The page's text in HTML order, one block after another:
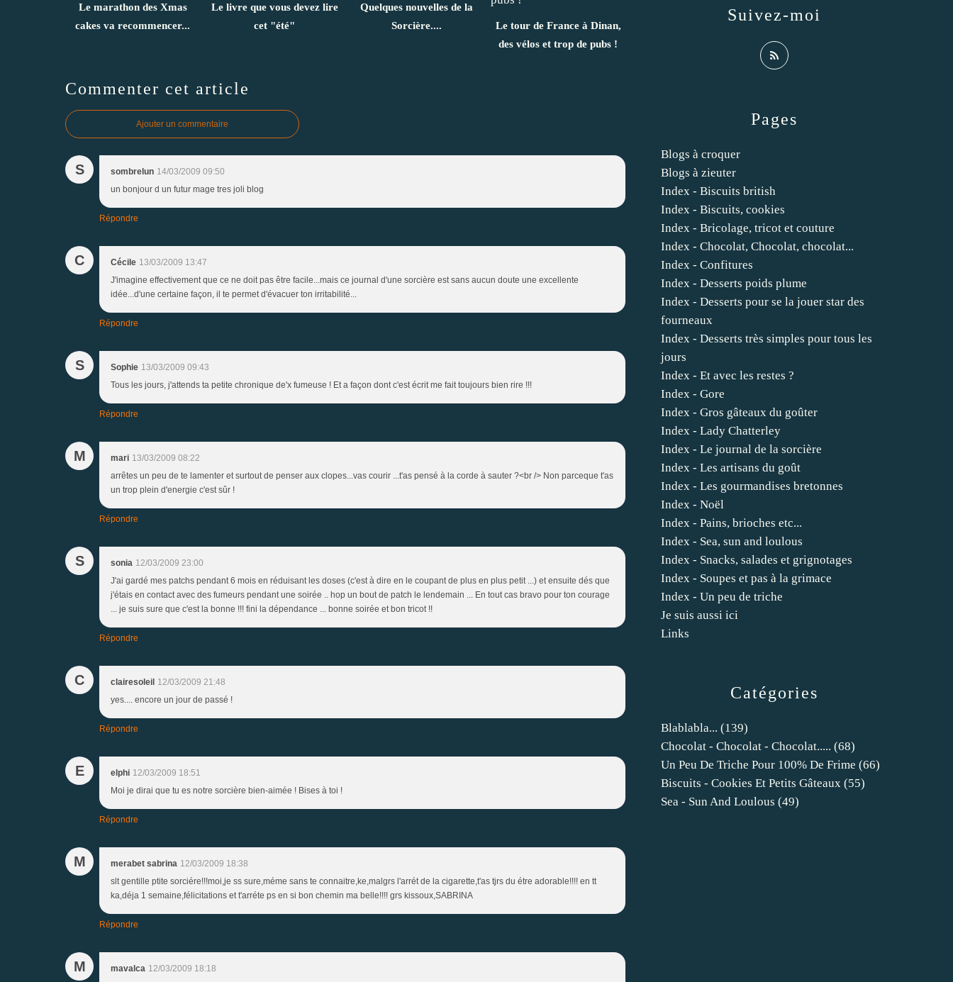
Le marathon des Xmas
cakes va recommencer...
Le livre que vous devez lire
cet "été"
Quelques nouvelles de la
Sorcière....
Le tour de France à Dinan,
des vélos et trop de pubs !
Commenter cet article
Ajouter un commentaire
S sombrelun 14/03/2009 09:50
un bonjour d un futur mage tres joli blog
Répondre
C Cécile 13/03/2009 13:47
J'imagine effectivement que ce ne doit pas être facile...mais ce journal d'une sorcière est sans aucun doute une excellente
idée...d'une certaine façon, il te permet d'évacuer ton irritabilité...
Répondre
S Sophie 13/03/2009 09:43
Tous les jours, j'attends ta petite chronique de'x fumeuse ! Et a façon dont c'est écrit me fait toujours bien rire !!!
Répondre
M mari 13/03/2009 08:22
arrêtes un peu de te lamenter et surtout de penser aux clopes...vas courir ...t'as pensé à la corde à sauter ?<br /> Non parceque t'as
un trop plein d'energie c'est sûr !
Répondre
S sonia 12/03/2009 23:00
J'ai gardé mes patchs pendant 6 mois en réduisant les doses (c'est à dire en le coupant de plus en plus petit ...) et ensuite dés que
j'étais en contact avec des fumeurs pendant une soirée .. hop un bout de patch le lendemain ... En tout cas bravo pour ton courage
... je suis sure que c'est la bonne !!! fini la dépendance ... bonne soirée et bon tricot !!
Répondre
C clairesoleil 12/03/2009 21:48
yes.... encore un jour de passé !
Répondre
E elphi 12/03/2009 18:51
Moi je dirai que tu es notre sorcière bien-aimée ! Bises à toi !
Répondre
M merabet sabrina 12/03/2009 18:38
slt gentille ptite sorciére!!!moi,je ss sure,méme sans te connaitre,ke,malgrs l'arrét de la cigarette,t'as tjrs du étre adorable!!!! en tt
ka,déja 1 semaine,félicitations et t'arréte ps en si bon chemin ma belle!!!! grs kissoux,SABRINA
Répondre
M mavalca 12/03/2009 18:18
Catégories
Blablabla... (139)
Chocolat - Chocolat - Chocolat..... (68)
Un Peu De Triche Pour 100% De Frime (66)
Biscuits - Cookies Et Petits Gâteaux (55)
Sea - Sun And Loulous (49)
Pages
Blogs à croquer
Blogs à zieuter
Index - Biscuits british
Index - Biscuits, cookies
Index - Bricolage, tricot et couture
Index - Chocolat, Chocolat, chocolat...
Index - Confitures
Index - Desserts poids plume
Index - Desserts pour se la jouer star des
fourneaux
Index - Desserts très simples pour tous les
jours
Index - Et avec les restes ?
Index - Gore
Index - Gros gâteaux du goûter
Index - Lady Chatterley
Index - Le journal de la sorcière
Index - Les artisans du goût
Index - Les gourmandises bretonnes
Index - Noël
Index - Pains, brioches etc...
Index - Sea, sun and loulous
Index - Snacks, salades et grignotages
Index - Soupes et pas à la grimace
Index - Un peu de triche
Je suis aussi ici
Links
Suivez-moi